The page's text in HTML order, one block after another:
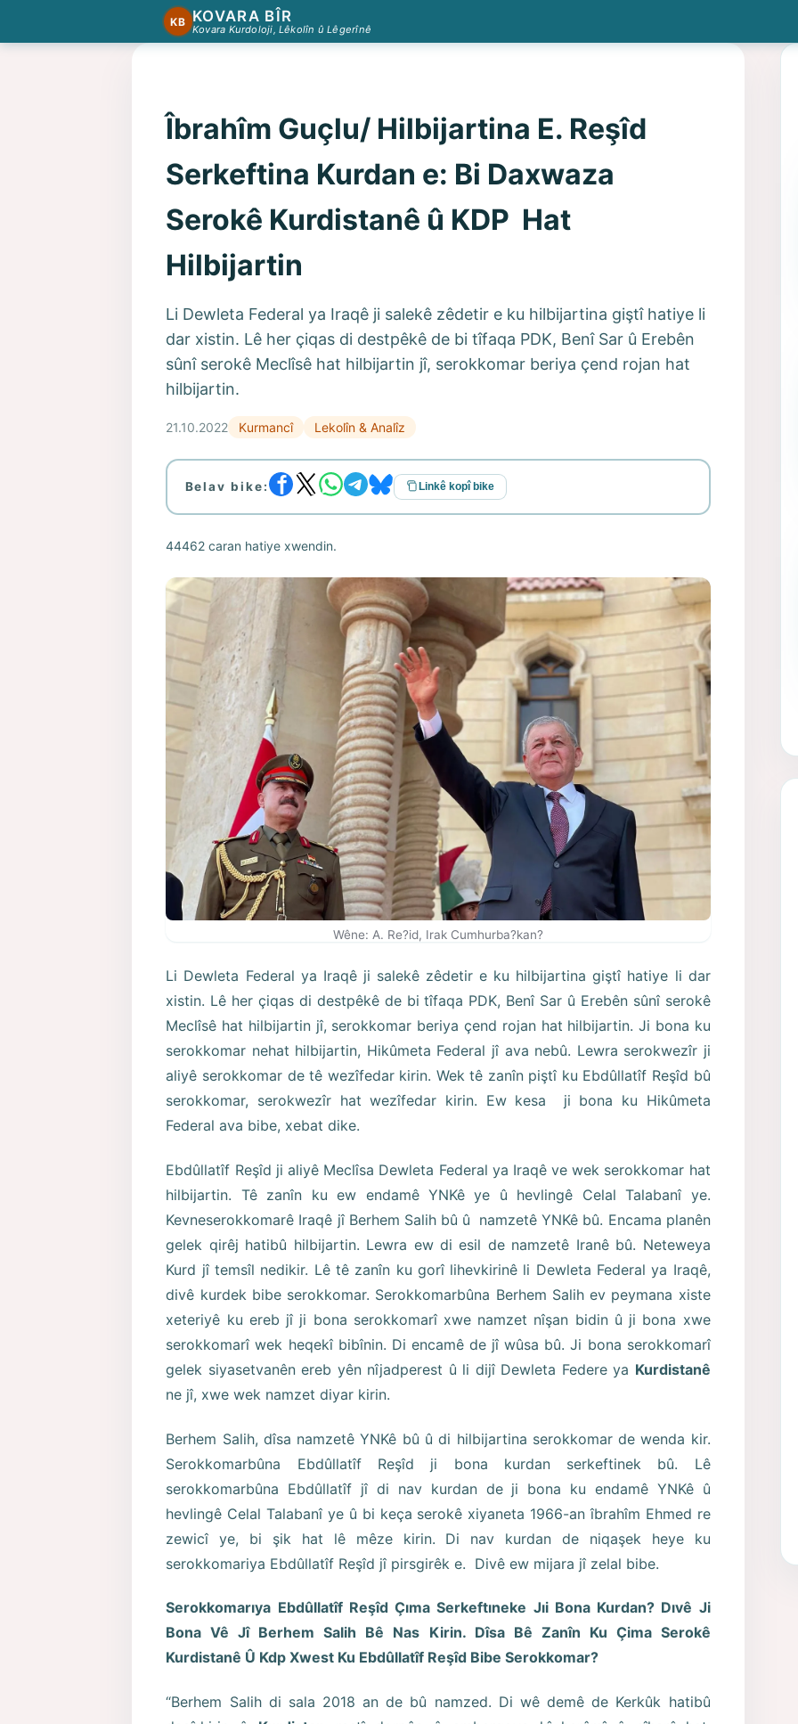
KB KOVARA BÎR
Kovara Kurdoloji, Lêkolîn û Lêgerînê
Îbrahîm Guçlu/ Hilbijartina E. Reşîd
Serkeftina Kurdan e: Bi Daxwaza
Serokê Kurdistanê û KDP Hat
Hilbijartin
Li Dewleta Federal ya Iraqê ji salekê zêdetir e ku hilbijartina giştî hatiye li
dar xistin. Lê her çiqas di destpêkê de bi tîfaqa PDK, Benî Sar û Erebên
sûnî serokê Meclîsê hat hilbijartin jî, serokkomar beriya çend rojan hat
hilbijartin.
21.10.2022 Kurmancî Lekolîn & Analîz
Belav bike: Linkê kopî bike
44462 caran hatiye xwendin.
Wêne: A. Re?id, Irak Cumhurba?kan?
Li Dewleta Federal ya Iraqê ji salekê zêdetir e ku hilbijartina giştî hatiye li dar
xistin. Lê her çiqas di destpêkê de bi tîfaqa PDK, Benî Sar û Erebên sûnî serokê
Meclîsê hat hilbijartin jî, serokkomar beriya çend rojan hat hilbijartin. Ji bona ku
serokkomar nehat hilbijartin, Hikûmeta Federal jî ava nebû. Lewra serokwezîr ji
aliyê serokkomar de tê wezîfedar kirin. Wek tê zanîn piştî ku Ebdûllatîf Reşîd bû
serokkomar, serokwezîr hat wezîfedar kirin. Ew kesa ji bona ku Hikûmeta
Federal ava bibe, xebat dike.
Ebdûllatîf Reşîd ji aliyê Meclîsa Dewleta Federal ya Iraqê ve wek serokkomar hat
hilbijartin. Tê zanîn ku ew endamê YNKê ye û hevlingê Celal Talabanî ye.
Kevneserokkomarê Iraqê jî Berhem Salih bû û namzetê YNKê bû. Encama planên
gelek qirêj hatibû hilbijartin. Lewra ew di esil de namzetê Iranê bû. Neteweya
Kurd jî temsîl nedikir. Lê tê zanîn ku gorî lihevkirinê li Dewleta Federal ya Iraqê,
divê kurdek bibe serokkomar. Serokkomarbûna Berhem Salih ev peymana xiste
xeteriyê ku ereb jî ji bona serokkomarî xwe namzet nîşan bidin û ji bona xwe
serokkomarî wek heqekî bibînin. Di encamê de jî wûsa bû. Ji bona serokkomarî
gelek siyasetvanên ereb yên nîjadperest û li dijî Dewleta Federe ya Kurdistanê
ne jî, xwe wek namzet diyar kirin.
Berhem Salih, dîsa namzetê YNKê bû û di hilbijartina serokkomar de wenda kir.
Serokkomarbûna Ebdûllatîf Reşîd ji bona kurdan serkeftinek bû. Lê
serokkomarbûna Ebdûllatîf jî di nav kurdan de ji bona ku endamê YNKê û
hevlingê Celal Talabanî ye û bi keça serokê xiyaneta 1966-an îbrahîm Ehmed re
zewicî ye, bi şik hat lê mêze kirin. Di nav kurdan de niqaşek heye ku
serokkomariya Ebdûllatîf Reşîd jî pirsgirêk e. Divê ew mijara jî zelal bibe.
Serokkomarıya Ebdûllatîf Reşîd Çıma Serkeftıneke Jıi Bona Kurdan? Dıvê Ji
Bona Vê Jî Berhem Salih Bê Nas Kirin. Dîsa Bê Zanîn Ku Çima Serokê
Kurdistanê Û Kdp Xwest Ku Ebdûllatîf Reşîd Bibe Serokkomar?
“Berhem Salih di sala 2018 an de bû namzed. Di wê demê de Kerkûk hatibû